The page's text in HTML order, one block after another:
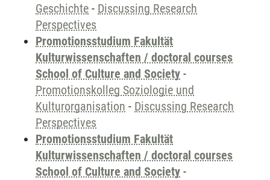
Geschichte - Discussing Research
Perspectives
Promotionsstudium Fakultät
Kulturwissenschaften / doctoral courses
School of Culture and Society -
Promotionskolleg Soziologie und
Kulturorganisation - Discussing Research
Perspectives
Promotionsstudium Fakultät
Kulturwissenschaften / doctoral courses
School of Culture and Society -